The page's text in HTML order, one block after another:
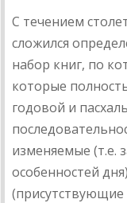
С течением
сложился
набор книг, по
которые
годовой и
изменяемые (т.е.
особенностей
(присутствующие